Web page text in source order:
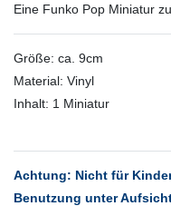
Eine Funko Pop Miniatur
Größe: ca. 9cm
Material: Vinyl
Inhalt: 1 Miniatur
Achtung: Nicht für
Benutzung unter